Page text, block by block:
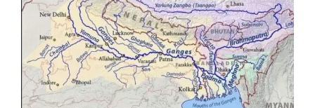
ক্রিতদাসের
ঘাম
লেগে
থাকা
আমাদের
বন্যার জটিল পাঠ, সহজ করে পর্ব-৩